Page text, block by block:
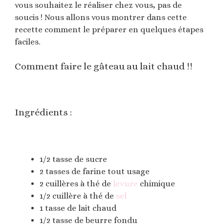
vous souhaitez le réaliser chez vous, pas de
soucis ! Nous allons vous montrer dans cette
recette comment le préparer en quelques étapes
faciles.
Comment faire le gâteau au lait chaud !!
Ingrédients :
1/2 tasse de sucre
2 tasses de farine tout usage
2 cuillères à thé de levure chimique
1/2 cuillère à thé de sel
1 tasse de lait chaud
1/2 tasse de beurre fondu